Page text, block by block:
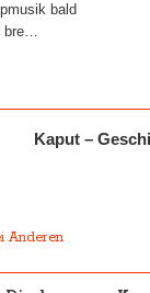
bald
bre…
Kaput –
Anderen